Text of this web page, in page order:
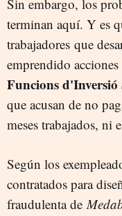
Sin embargo, los
terminan aquí. Y es
trabajadores que
emprendido
Funcions d'Inversió
que acusan de no
meses trabajados, ni
Según los
contratados para
fraudulenta de